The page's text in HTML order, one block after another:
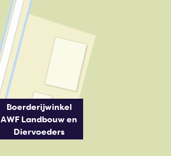
Boerderijwinkel
AWF Landbouw en
Diervoeders